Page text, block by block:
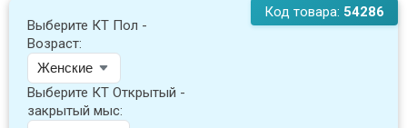
Код товара: 54286
Выберите КТ Пол -
Возраст:
Выберите КТ Открытый -
закрытый мыс: